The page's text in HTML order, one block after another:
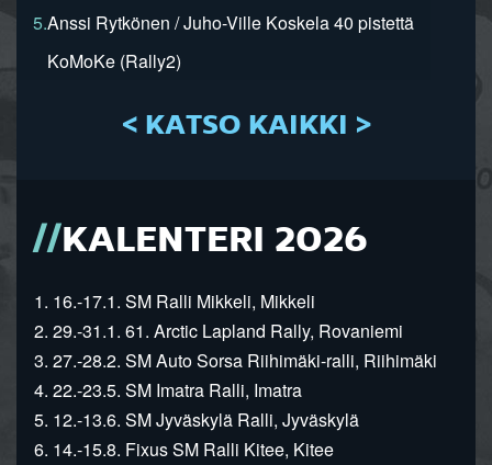
5.Anssi Rytkönen / Juho-Ville Koskela 40 pistettä
KoMoKe (Rally2)
< KATSO KAIKKI >
KALENTERI 2026
1. 16.-17.1. SM Ralli Mikkeli, Mikkeli
2. 29.-31.1. 61. Arctic Lapland Rally, Rovaniemi
3. 27.-28.2. SM Auto Sorsa Riihimäki-ralli, Riihimäki
4. 22.-23.5. SM Imatra Ralli, Imatra
5. 12.-13.6. SM Jyväskylä Ralli, Jyväskylä
6. 14.-15.8. Fixus SM Ralli Kitee, Kitee